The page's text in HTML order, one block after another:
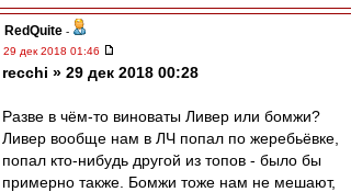
RedQuite -
29 дек 2018 01:46
recchi » 29 дек 2018 00:28
Разве в чём-то виноваты Ливер или бомжи?
Ливер вообще нам в ЛЧ попал по жеребьёвке,
попал кто-нибудь другой из топов - было бы
примерно также. Бомжи тоже нам не мешают,